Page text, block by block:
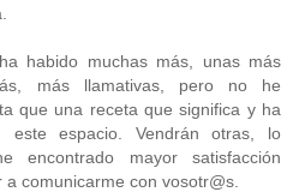
habido muchas más, unas más
más llamativas, pero no he
que una receta que significa y ha
este espacio. Vendrán otras, lo
encontrado mayor satisfacción
comunicarme con vosotr@s.